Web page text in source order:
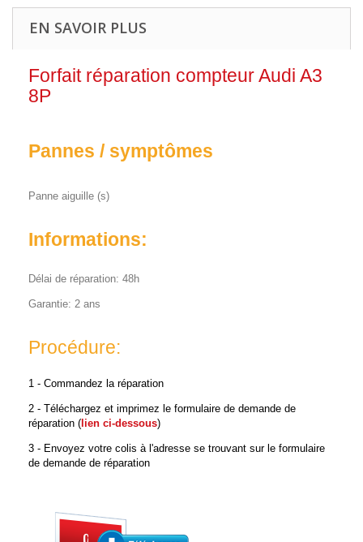
EN SAVOIR PLUS
Forfait réparation compteur Audi A3
8P
Pannes / symptômes
Panne aiguille (s)
Informations:
Délai de réparation: 48h
Garantie: 2 ans
Procédure:
1 - Commandez la réparation
2 - Téléchargez et imprimez le formulaire de demande de
réparation ( lien ci-dessous)
3 - Envoyez votre colis à l'adresse se trouvant sur le formulaire
de demande de réparation